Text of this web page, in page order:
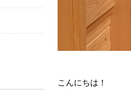
こんにちは！